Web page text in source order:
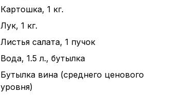
Картошка, 1 кг.
Лук, 1 кг.
Листья салата, 1 пучок
Вода, 1.5 л., бутылка
Бутылка вина (среднего ценового
уровня)